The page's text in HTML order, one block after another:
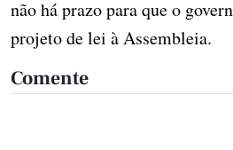
não há prazo para que o
projeto de lei à Assembleia.
Comente